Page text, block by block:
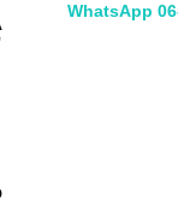
WhatsApp